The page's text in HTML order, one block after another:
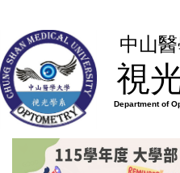
主
要
內
容
中山醫
視
Department of